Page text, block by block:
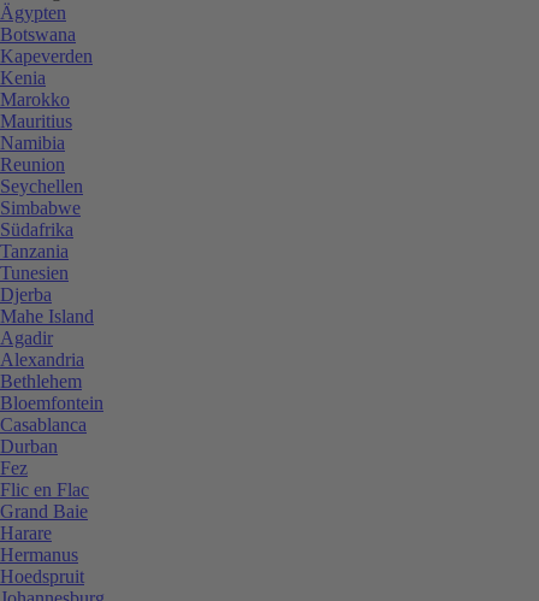
Ägypten
Botswana
Kapeverden
Kenia
Marokko
Mauritius
Namibia
Reunion
Seychellen
Simbabwe
Südafrika
Tanzania
Tunesien
Djerba
Mahe Island
Agadir
Alexandria
Bethlehem
Bloemfontein
Casablanca
Durban
Fez
Flic en Flac
Grand Baie
Harare
Hermanus
Hoedspruit